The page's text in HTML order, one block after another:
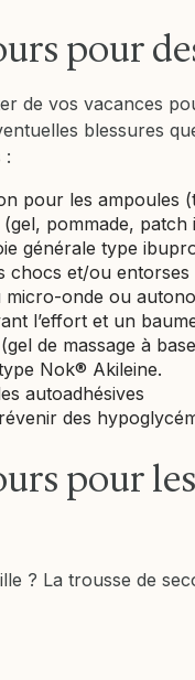
pour
de vos vacances
blessures
:
pour les ampoules
pommade, patch
générale type
chocs et/ou entorses
onde ou
l’effort et un
de massage à base
Nok® Akileine.
autoadhésives
des
pour
? La trousse de